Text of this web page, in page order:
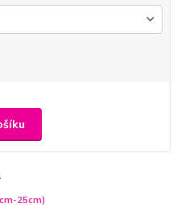
25cm)